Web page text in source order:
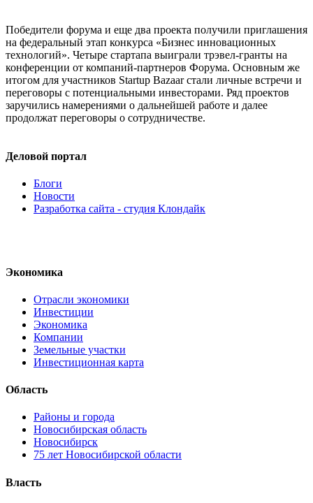
Победители форума и еще два проекта получили приглашения
на федеральный этап конкурса «Бизнес инновационных
технологий». Четыре стартапа выиграли трэвел-гранты на
конференции от компаний-партнеров Форума. Основным же
итогом для участников Startup Bazaar стали личные встречи и
переговоры с потенциальными инвесторами. Ряд проектов
заручились намерениями о дальнейшей работе и далее
продолжат переговоры о сотрудничестве.
Деловой портал
Блоги
Новости
Разработка сайта - студия Клондайк
Экономика
Отрасли экономики
Инвестиции
Экономика
Компании
Земельные участки
Инвестиционная карта
Область
Районы и города
Новосибирская область
Новосибирск
75 лет Новосибирской области
Власть